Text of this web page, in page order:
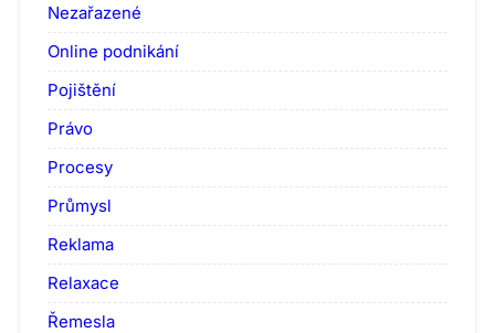
Nezařazené
Online podnikání
Pojištění
Právo
Procesy
Průmysl
Reklama
Relaxace
Řemesla